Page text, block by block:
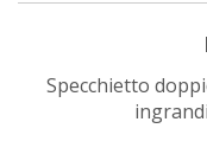
Specchietto